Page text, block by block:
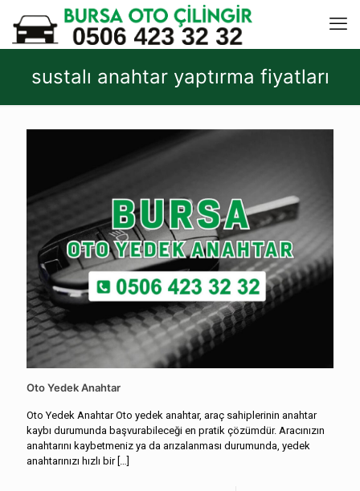
sustalı anahtar yaptırma fiyatları
Oto Yedek Anahtar
Oto Yedek Anahtar Oto yedek anahtar, araç sahiplerinin anahtar
kaybı durumunda başvurabileceği en pratik çözümdür. Aracınızın
anahtarını kaybetmeniz ya da arızalanması durumunda, yedek
anahtarınızı hızlı bir[…]